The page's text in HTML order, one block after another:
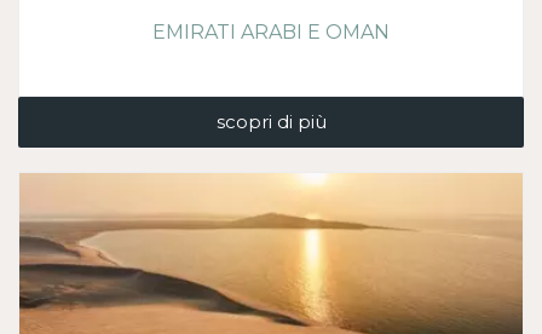
EMIRATI ARABI E OMAN
scopri di più